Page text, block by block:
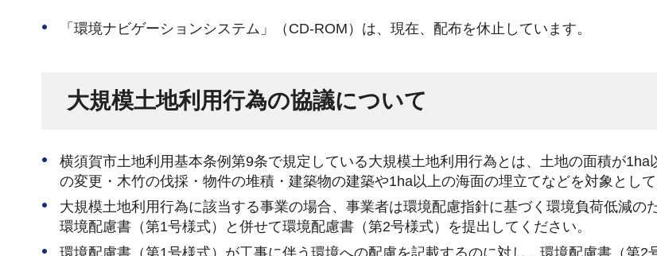
「環境ナビゲーションシステム」（CD-ROM）は、現在、配布を休止しています。
大規模土地利用行為の協議について
横須賀市土地利用基本条例第9条で規定している大規模土地利用行為とは、土地の面積が1ha
の変更・木竹の伐採・物件の堆積・建築物の建築や1ha以上の海面の埋立てなどを対象として
大規模土地利用行為に該当する事業の場合、事業者は環境配慮指針に基づく環境負荷低減の
環境配慮書（第1号様式）と併せて環境配慮書（第2号様式）を提出してください。
環境配慮書（第1号様式）が工事に伴う環境への配慮を記載するのに対し、環境配慮書（第2